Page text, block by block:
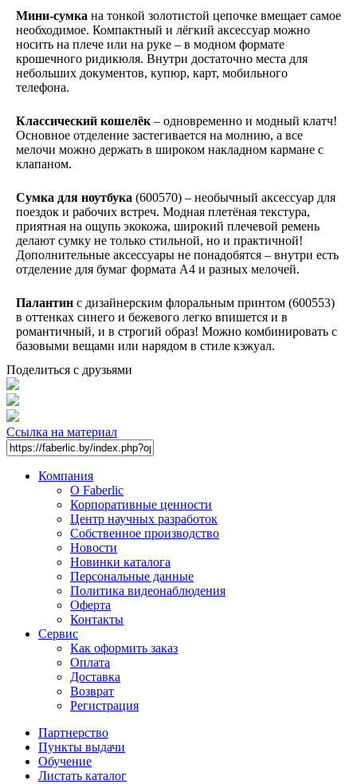
Мини-сумка на тонкой золотистой цепочке вмещает самое
необходимое. Компактный и лёгкий аксессуар можно
носить на плече или на руке – в модном формате
крошечного ридикюля. Внутри достаточно места для
небольших документов, купюр, карт, мобильного
телефона.
Классический кошелёк – одновременно и модный клатч!
Основное отделение застегивается на молнию, а все
мелочи можно держать в широком накладном кармане с
клапаном.
Сумка для ноутбука (600570) – необычный аксессуар для
поездок и рабочих встреч. Модная плетёная текстура,
приятная на ощупь экокожа, широкий плечевой ремень
делают сумку не только стильной, но и практичной!
Дополнительные аксессуары не понадобятся – внутри есть
отделение для бумаг формата А4 и разных мелочей.
Палантин с дизайнерским флоральным принтом (600553)
в оттенках синего и бежевого легко впишется и в
романтичный, и в строгий образ! Можно комбинировать с
базовыми вещами или нарядом в стиле кэжуал.
Поделиться с друзьями
Ссылка на материал
Компания
О Faberlic
Корпоративные ценности
Центр научных разработок
Собственное производство
Новости
Новинки каталога
Персональные данные
Политика видеонаблюдения
Оферта
Контакты
Сервис
Как оформить заказ
Оплата
Доставка
Возврат
Регистрация
Партнерство
Пункты выдачи
Обучение
Листать каталог